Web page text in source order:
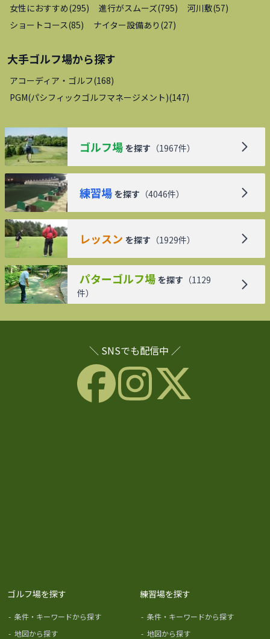
女性におすすめ(295) 進行がスムーズ(795) 河川敷(57)
ショートコース(85) ナイター設備あり (27)
大手ゴルフ場から探す
アコーディア・ゴルフ(168)
PGM(パシフィックゴルフマネージメント)(147)
ゴルフ場 を探す （1967件）
練習場 を探す （4046件）
レッスン を探す （1929件）
パターゴルフ場 を探す （1129
件）
＼ SNSでも配信中 ／
ゴルフ場を探す
- 条件・キーワードから探す
- 地図から探す
練習場を探す
- 条件・キーワードから探す
- 地図から探す